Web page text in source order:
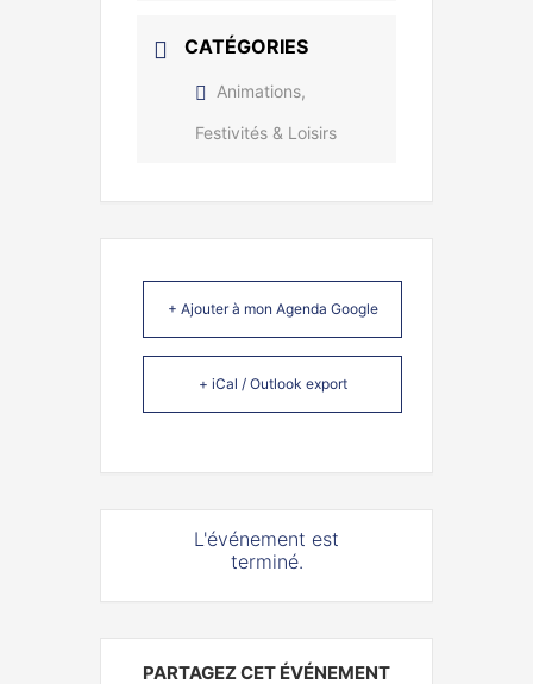
CATÉGORIES
Animations,
Festivités & Loisirs
+ Ajouter à mon Agenda Google
+ iCal / Outlook export
L'événement est
terminé.
PARTAGEZ CET ÉVÉNEMENT